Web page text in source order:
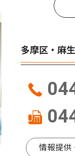
多摩区・麻
情報提供